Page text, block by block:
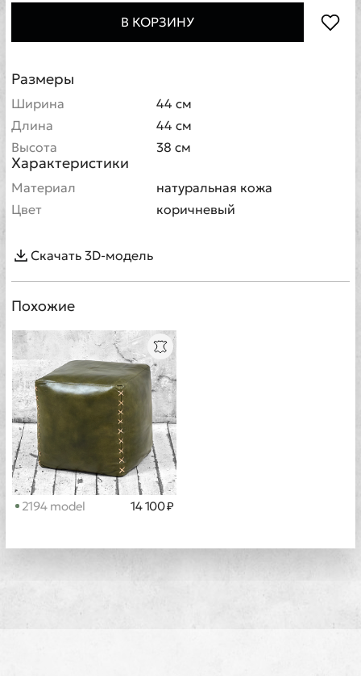
В КОРЗИНУ
Размеры
Ширина
44 см
Длина
44 см
Высота
38 см
Характеристики
Материал
натуральная кожа
Цвет
коричневый
Скачать 3D-модель
Похожие
2194 model 14 100 ₽